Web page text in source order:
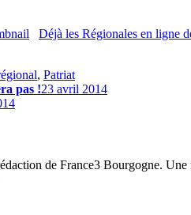
Déjà les Régionales en ligne
, Patriat
pas !23 avril 2014
de France3 Bourgogne.